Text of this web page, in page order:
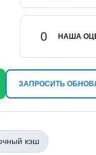
НАША
0
ЗАПРОСИТЬ
кэш